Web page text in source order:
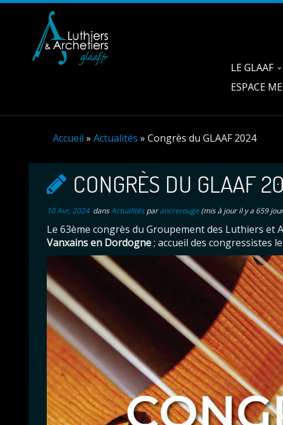
LE GLAAF
ESPACE
Accueil » Actualités » Congrès du GLAAF 2024
CONGRÈS DU GLAAF
10 Avr, 2024dansActualitésparancrerouge (mis à jour il y a 659
Le 63ème congrès du Groupement des Luthiers et
Vanxains en Dordogne; accueil des congressistes